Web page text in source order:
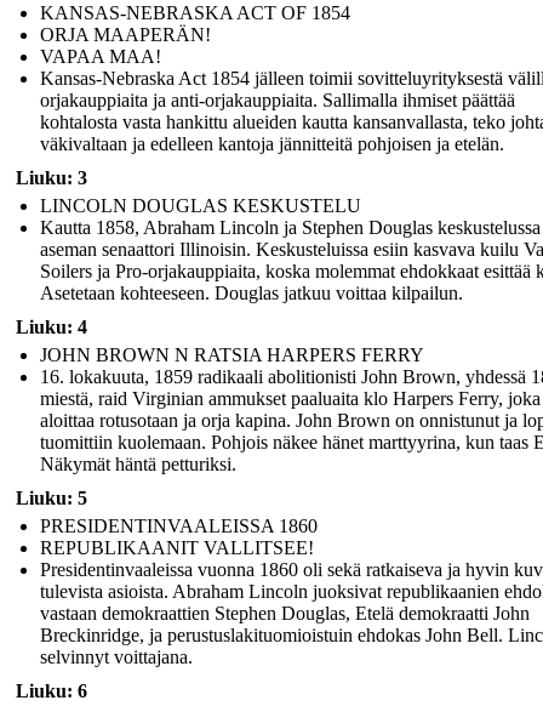
KANSAS-NEBRASKA ACT OF 1854
ORJA MAAPERÄN!
VAPAA MAA!
Kansas-Nebraska Act 1854 jälleen toimii sovitteluyrityksestä
orjakauppiaita ja anti-orjakauppiaita. Sallimalla ihmiset päättää
kohtalosta vasta hankittu alueiden kautta kansanvallasta, teko
väkivaltaan ja edelleen kantoja jännitteitä pohjoisen ja etelän.
Liuku: 3
LINCOLN DOUGLAS KESKUSTELU
Kautta 1858, Abraham Lincoln ja Stephen Douglas keskustelussa
aseman senaattori Illinoisin. Keskusteluissa esiin kasvava kuilu
Soilers ja Pro-orjakauppiaita, koska molemmat ehdokkaat esittää
Asetetaan kohteeseen. Douglas jatkuu voittaa kilpailun.
Liuku: 4
JOHN BROWN N RATSIA HARPERS FERRY
16. lokakuuta, 1859 radikaali abolitionisti John Brown, yhdessä
miestä, raid Virginian ammukset paaluaita klo Harpers Ferry,
aloittaa rotusotaan ja orja kapina. John Brown on onnistunut ja
tuomittiin kuolemaan. Pohjois näkee hänet marttyyrina, kun taas
Näkymät häntä petturiksi.
Liuku: 5
PRESIDENTINVAALEISSA 1860
REPUBLIKAANIT VALLITSEE!
Presidentinvaaleissa vuonna 1860 oli sekä ratkaiseva ja hyvin
tulevista asioista. Abraham Lincoln juoksivat republikaanien
vastaan ​​demokraattien Stephen Douglas, Etelä demokraatti John
Breckinridge, ja perustuslakituomioistuin ehdokas John Bell.
selvinnyt voittajana.
Liuku: 6